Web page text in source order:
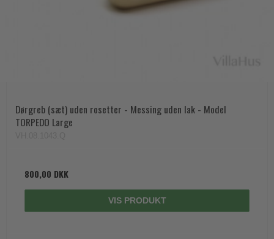
Dørgreb (sæt) uden rosetter - Messing uden lak - Model
TORPEDO Large
800,00 DKK
VIS PRODUKT